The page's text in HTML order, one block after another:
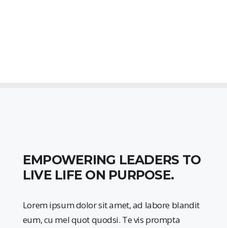
EMPOWERING LEADERS TO
LIVE LIFE ON PURPOSE.
Lorem ipsum dolor sit amet, ad labore blandit
eum, cu mel quot quodsi. Te vis prompta